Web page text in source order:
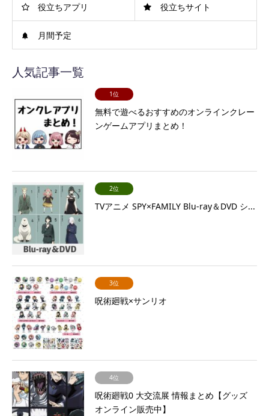
役立ちアプリ 役立ちサイト
月間予定
人気記事一覧
1位
無料で遊べるおすすめのオンラインクレー
ンゲームアプリまとめ！
2位
TVアニメ SPY×FAMILY Blu-ray＆DVD シ...
3位
呪術廻戦×サンリオ
4位
呪術廻戦0 大交流展 情報まとめ【グッズ
オンライン販売中】